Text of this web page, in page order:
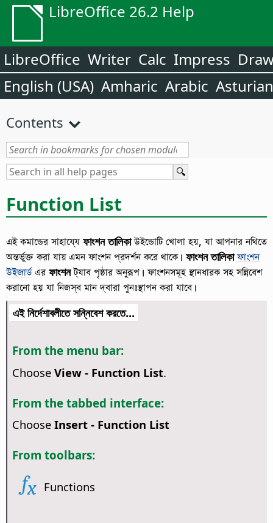
LibreOffice 26.2 Help
LibreOffice Writer Calc Impress
English (USA) Amharic Arabic Asturian
Contents
Function List
এই কমান্ডের সাহায্যে ফাংশন তালিকাউইন্ডোটি খোলা হয়, যা আপনার নথিতে
অন্তর্ভুক্ত করা যায় এমন ফাংশন প্রদর্শন করে থাকে। ফাংশন তালিকা ফাংশন
উইজার্ডএরফাংশনট্যাব পৃষ্ঠার অনুরূপ। ফাংশনসমূহ স্থানধারক সহ সন্নিবেশ
করানো হয় যা নিজস্ব মান দ্বারা পুনঃস্থাপন করা যাবে।
এই নির্দেশাবলীতে সন্নিবেশ করতে...
From the menu bar:
Choose View - Function List.
From the tabbed interface:
Choose Insert - Function List
From toolbars:
Functions